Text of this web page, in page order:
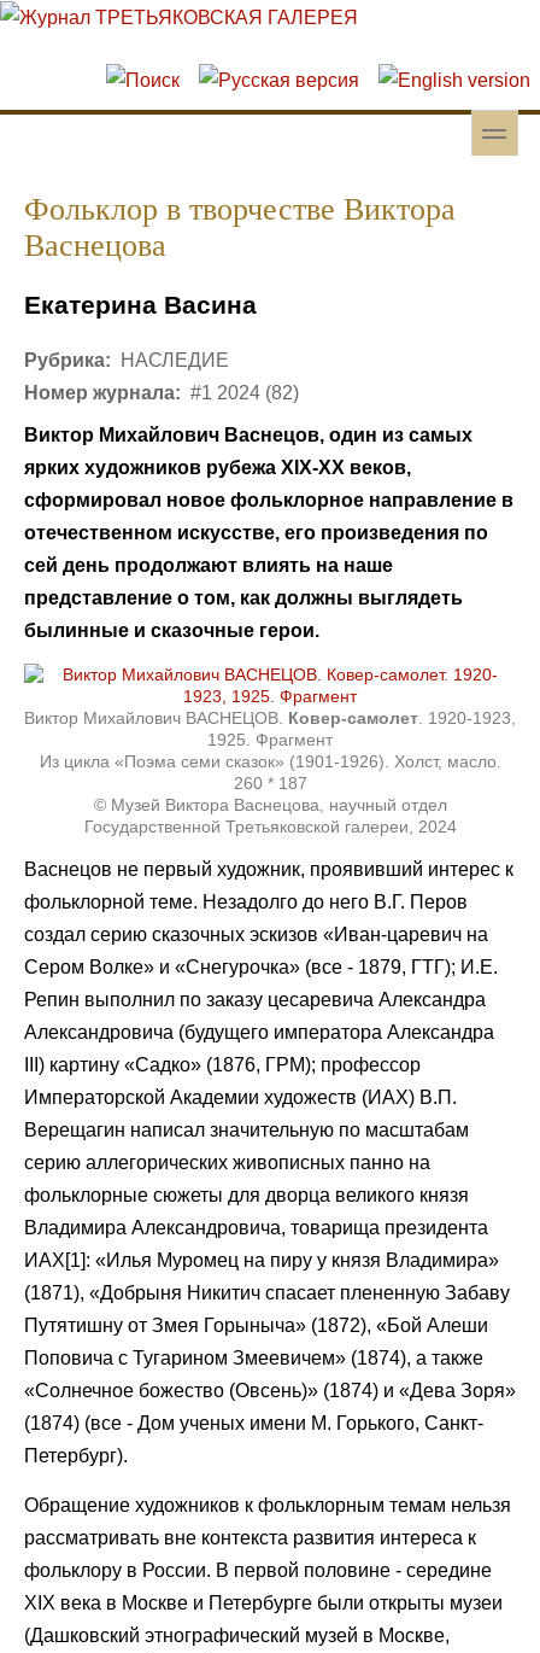
Перейти к основному содержанию
Skip to search
toggle
Фольклор в творчестве Виктора
Васнецова
Екатерина Васина
Рубрика:
НАСЛЕДИЕ
Номер журнала: #1 2024 (82)
Виктор Михайлович Васнецов, один из самых
ярких художников рубежа XIX-XX веков,
сформировал новое фольклорное направление в
отечественном искусстве, его произведения по
сей день продолжают влиять на наше
представление о том, как должны выглядеть
былинные и сказочные герои.
Виктор Михайлович ВАСНЕЦОВ. Ковер-самолет. 1920-1923,
1925. Фрагмент
Из цикла «Поэма семи сказок» (1901-1926). Холст, масло.
260 * 187
© Музей Виктора Васнецова, научный отдел
Государственной Третьяковской галереи, 2024
Васнецов не первый художник, проявивший интерес к
фольклорной теме. Незадолго до него В.Г. Перов
создал серию сказочных эскизов «Иван-царевич на
Сером Волке» и «Снегурочка» (все - 1879, ГТГ); И.Е.
Репин выполнил по заказу цесаревича Александра
Александровича (будущего императора Александра
III) картину «Садко» (1876, ГРМ); профессор
Императорской Академии художеств (ИАХ) В.П.
Верещагин написал значительную по масштабам
серию аллегорических живописных панно на
фольклорные сюжеты для дворца великого князя
Владимира Александровича, товарища президента
ИАХ[1]: «Илья Муромец на пиру у князя Владимира»
(1871), «Добрыня Никитич спасает плененную Забаву
Путятишну от Змея Горыныча» (1872), «Бой Алеши
Поповича с Тугарином Змеевичем» (1874), а также
«Солнечное божество (Овсень)» (1874) и «Дева Зоря»
(1874) (все - Дом ученых имени М. Горького, Санкт-
Петербург).
Обращение художников к фольклорным темам нельзя
рассматривать вне контекста развития интереса к
фольклору в России. В первой половине - середине
XIX века в Москве и Петербурге были открыты музеи
(Дашковский этнографический музей в Москве,